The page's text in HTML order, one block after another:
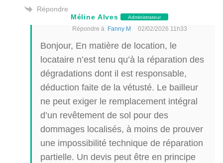
Répondre
Méline Alves
Administrateur
Répondre à Fanny M 02/02/2026 11h33
Bonjour, En matière de location, le
locataire n’est tenu qu’à la réparation des
dégradations dont il est responsable,
déduction faite de la vétusté. Le bailleur
ne peut exiger le remplacement intégral
d’un revêtement de sol pour des
dommages localisés, à moins de prouver
une impossibilité technique de réparation
partielle. Un devis peut être en principe